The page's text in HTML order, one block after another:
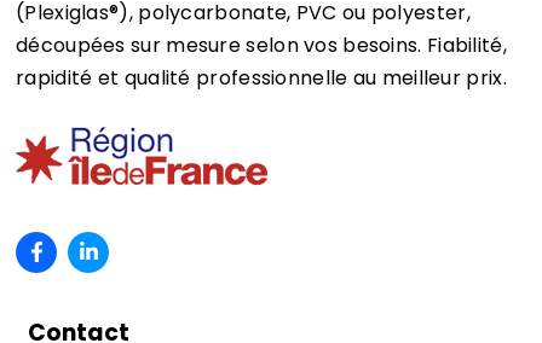
(Plexiglas®), polycarbonate, PVC ou polyester,
découpées sur mesure selon vos besoins. Fiabilité,
rapidité et qualité professionnelle au meilleur prix.
Contact